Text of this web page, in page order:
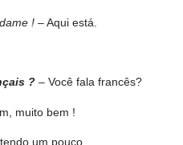
! – Aqui está.
? – Você fala francês?
muito bem !
um pouco.